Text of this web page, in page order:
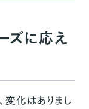
ズに応え
化はありまし